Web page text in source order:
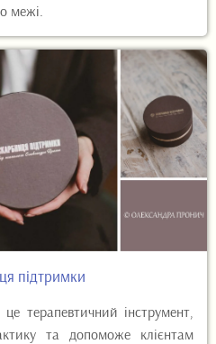
межі.
підтримки
терапевтичний інструмент,
та допоможе клієнтам